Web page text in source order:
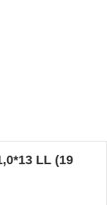
LL (19